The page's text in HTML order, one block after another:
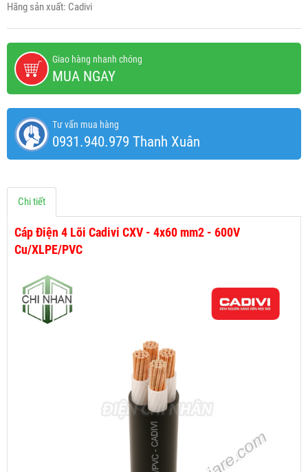
Hãng sản xuất: Cadivi
Giao hàng nhanh chóng
MUA NGAY
Tư vấn mua hàng
0931.940.979 Thanh Xuân
Chi tiết
Cáp Điện 4 Lõi Cadivi CXV - 4x60 mm2 - 600V
Cu/XLPE/PVC